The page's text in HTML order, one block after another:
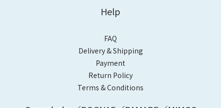
Help
FAQ
Delivery & Shipping
Payment
Return Policy
Terms & Conditions